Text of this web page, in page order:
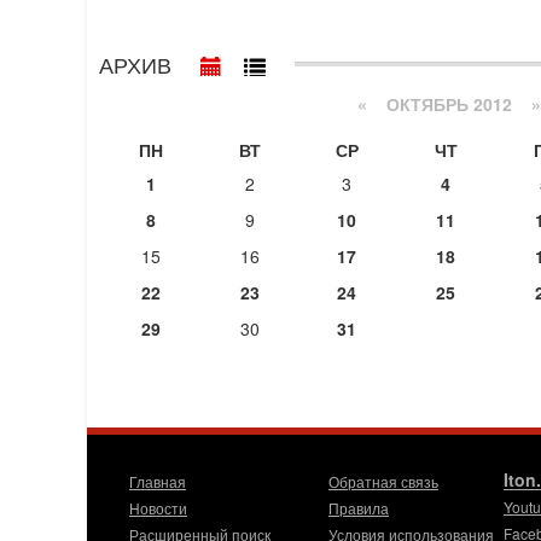
АРХИВ
« ОКТЯБРЬ 2012 »
ПН
ВТ СР ЧТ
1
2 3 4
8
9 10 11
15
16 17 18
22
23 24 25
29
30 31
Главная
Новости
Расширенный поиск
Обратная связь
Правила
Условия использования